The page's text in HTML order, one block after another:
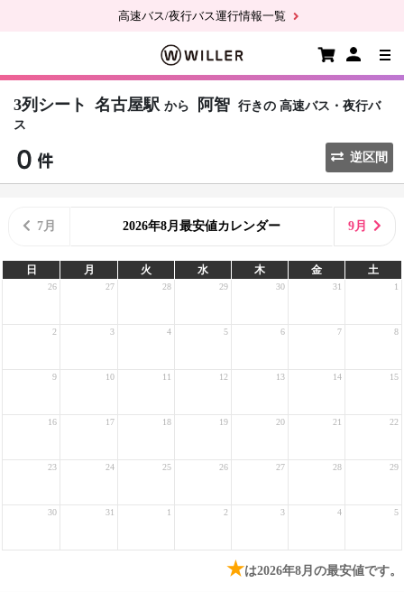
高速バス/夜行バス運行情報一覧
3列シート 名古屋駅 から 阿智 行きの 高速バス・夜行バ
ス
逆区間
7月 2026年8月最安値カレンダー 9月
日 月 火 水 木 金 土
26 27 28 29 30 31 1
2 3 4 5 6 7 8
9 10 11 12 13 14 15
16 17 18 19 20 21 22
23 24 25 26 27 28 29
30 31 1 2 3 4 5
★は2026年8月の最安値です。